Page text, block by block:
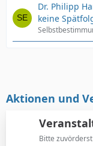
Dr. Philipp
keine
Aktionen und
Bitte